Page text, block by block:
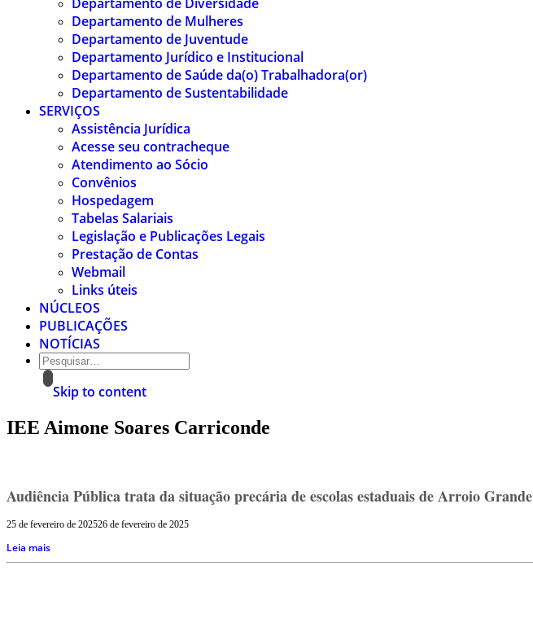
Departamento de Mulheres
Departamento de Juventude
Departamento Jurídico e Institucional
Departamento de Saúde da(o) Trabalhadora(or)
Departamento de Sustentabilidade
SERVIÇOS
Assistência Jurídica
Acesse seu contracheque
Atendimento ao Sócio
Convênios
Hospedagem
Tabelas Salariais
Legislação e Publicações Legais
Prestação de Contas
Webmail
Links úteis
NÚCLEOS
PUBLICAÇÕES
NOTÍCIAS
Skip to content
IEE Aimone Soares Carriconde
Audiência Pública trata da situação precária de escolas estaduais de Arroio Grande
25 de fevereiro de 202526 de fevereiro de 2025
Leia mais